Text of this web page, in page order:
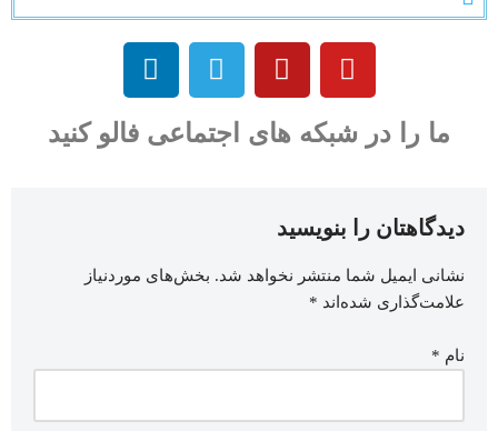
ما را در شبکه های اجتماعی فالو کنید
دیدگاهتان را بنویسید
نشانی ایمیل شما منتشر نخواهد شد. بخش‌های موردنیاز
علامت‌گذاری شده‌اند *
نام *